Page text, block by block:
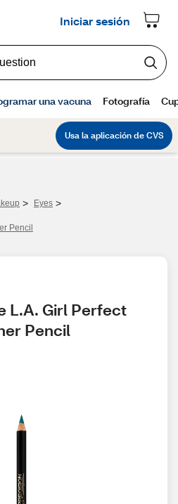
> Eyes >
Pencil
L.A. Girl Perfect
Pencil